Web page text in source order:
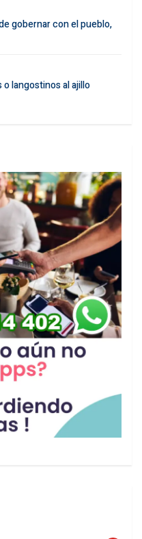
gobernar con el pueblo,
o langostinos al ajillo